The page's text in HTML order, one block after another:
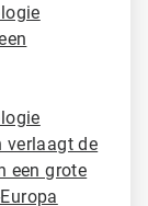
verlaagt de
een grote